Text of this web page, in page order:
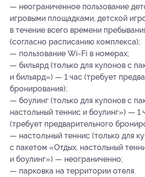
— неограниченное пользование
игровыми площадками, детской
в течение всего времени
(согласно расписанию комплекса);
— пользование Wi-Fi в номерах;
— бильярд (только для купонов с
и бильярд») — 1 час (требует
бронирования);
— боулинг (только для купонов с
настольный теннис и боулинг») — 1
(требует предварительного
— настольный теннис (только для
с пакетом «Отдых, настольный
и боулинг») — неограниченно;
— парковка на территории отеля.